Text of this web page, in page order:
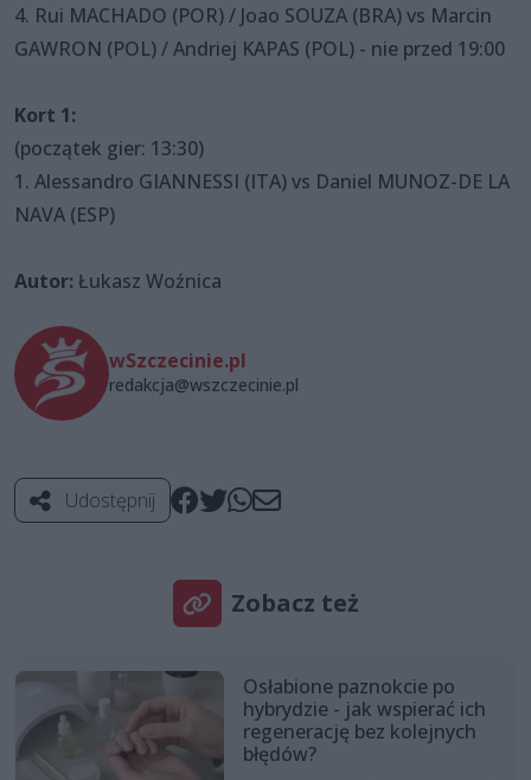
4. Rui MACHADO (POR) / Joao SOUZA (BRA) vs Marcin
GAWRON (POL) / Andriej KAPAS (POL) - nie przed 19:00
Kort 1:
(początek gier: 13:30)
1. Alessandro GIANNESSI (ITA) vs Daniel MUNOZ-DE LA
NAVA (ESP)
Autor: Łukasz Woźnica
wSzczecinie.pl
redakcja@wszczecinie.pl
Udostępnij
Zobacz też
Osłabione paznokcie po
hybrydzie - jak wspierać ich
regenerację bez kolejnych
błędów?